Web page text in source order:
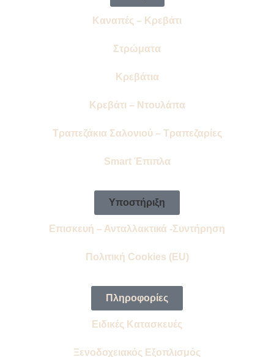
Καναπές – Κρεβάτι
Στρώματα
Κρεβάτια
Κρεβάτι – Ντουλάπα
Τραπεζάκια Σαλονιού – Τραπεζαρίες
Smart Έπιπλα
Υποστήριξη
Επισκευή – Ανταλλακτικά -Συντήρηση
Πολιτική Cookies (EU)
Πληροφορίες
Ειδικές Κατασκευές
Ξενοδοχειακός Εξοπλισμός